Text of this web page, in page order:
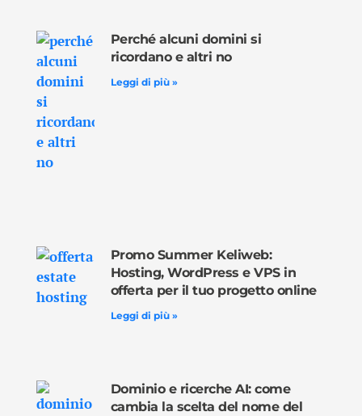
Perché alcuni domini si
ricordano e altri no
Leggi di più »
Promo Summer Keliweb:
Hosting, WordPress e VPS in
offerta per il tuo progetto online
Leggi di più »
Dominio e ricerche AI: come
cambia la scelta del nome del